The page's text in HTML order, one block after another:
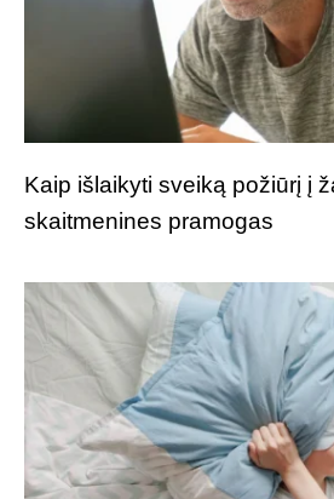
Kaip išlaikyti sveiką požiūrį į
skaitmenines pramogas